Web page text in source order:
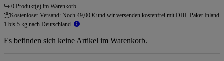
0 Produkt(e) im Warenkorb
Kostenloser Versand: Noch 49,00 € und wir versenden kostenfrei mit DHL Paket Inland
1 bis 5 kg nach Deutschland.
Es befinden sich keine Artikel im Warenkorb.